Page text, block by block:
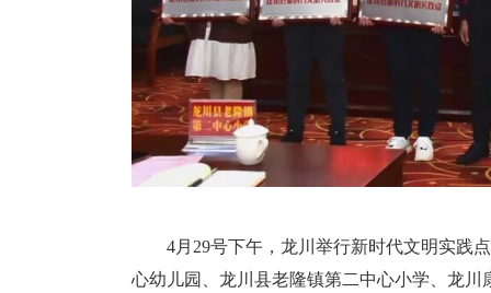
4月29号下午，龙川举行新时代文明实践
心幼儿园、龙川县老隆镇第二中心小学、龙